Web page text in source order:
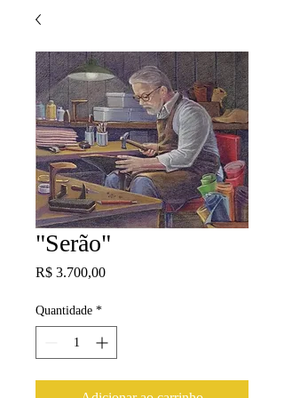
"Serão"
R$ 3.700,00Preço
Quantidade *